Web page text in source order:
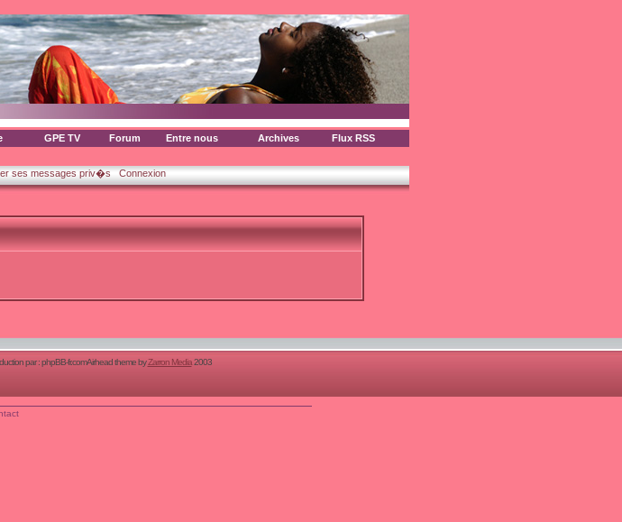
GPE TV Forum Entre nous Archives Flux RSS
ses messages priv�s Connexion
par :phpBB-fr.comAirhead theme byZarron Media2003